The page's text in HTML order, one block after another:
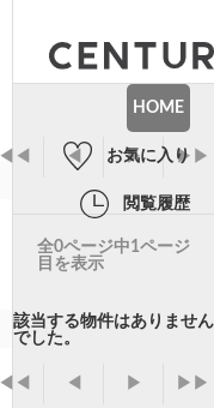
HOME
お気に入り
閲覧履歴
◀◀ ◀ ▶ ▶▶
全0ページ中1ページ
目を表示
該当する物件はありません
でした。
◀◀ ◀ ▶ ▶▶